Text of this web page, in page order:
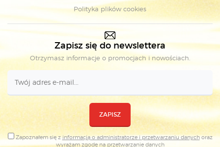
Polityka plików cookies
Zapisz się do newslettera
Otrzymasz informacje o promocjach i nowościach.
ZAPISZ
Zapoznałem się zinformacją o administratorze i przetwarzaniu danychoraz
wyrażam zgodę naprzetwarzanie danych